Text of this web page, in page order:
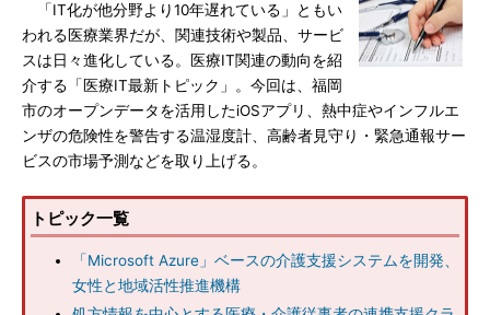
「IT化が他分野より10年遅れている」ともい
われる医療業界だが、関連技術や製品、サービ
スは日々進化している。医療IT関連の動向を紹
介する「医療IT最新トピック」。今回は、福岡
市のオープンデータを活用したiOSアプリ、熱中症やインフルエ
ンザの危険性を警告する温湿度計、高齢者見守り・緊急通報サー
ビスの市場予測などを取り上げる。
トピック一覧
「Microsoft Azure」ベースの介護支援システムを開発、
女性と地域活性推進機構